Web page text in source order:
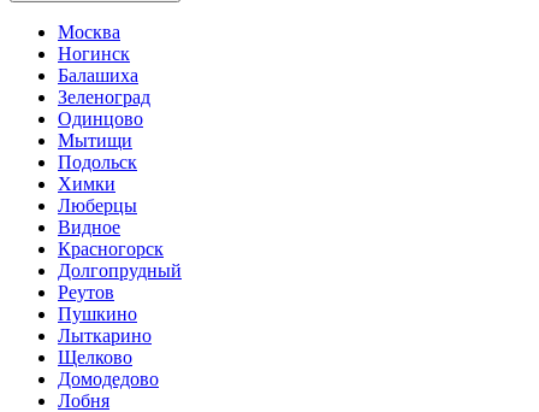
Москва
Ногинск
Балашиха
Зеленоград
Одинцово
Мытищи
Подольск
Химки
Люберцы
Видное
Красногорск
Долгопрудный
Реутов
Пушкино
Лыткарино
Щелково
Домодедово
Лобня